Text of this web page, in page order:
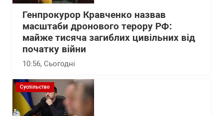
Генпрокурор Кравченко назвав
масштаби дронового терору РФ:
майже тисяча загиблих цивільних від
початку війни
10:56, Сьогодні
Суспільство